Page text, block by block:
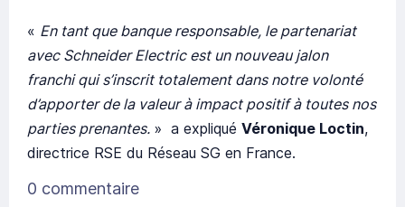
« En tant que banque responsable, le partenariat
avec Schneider Electric est un nouveau jalon
franchi qui s’inscrit totalement dans notre volonté
d’apporter de la valeur à impact positif à toutes nos
parties prenantes. » a expliqué Véronique Loctin,
directrice RSE du Réseau SG en France.
0 commentaire